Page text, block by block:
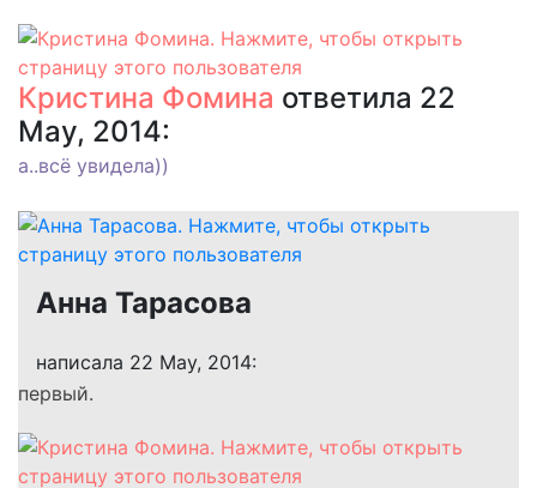
Кристина Фомина ответила 22
May, 2014:
а..всё увидела))
Анна Тарасова
написала 22 May, 2014:
первый.